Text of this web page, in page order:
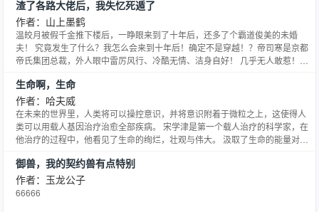
该也算人吧？”而很快他就发现，那些诡异恐怖的深渊生物，用来炼制魔器，不
仅效果竟出奇的好，还不会诞生杀孽，最关键
渣了各路大佬后，我失忆死遁了
作者：山上墨鹤
温皎月被假千金推下楼后，一睁眼来到了十年后，还多了个霸道俊美的未婚
夫！ 究竟发生了什么？我怎么会来到十年后！确定不是穿越！？帝司寒是京都
帝氏集团总裁，外人眼中雷厉风行、冷酷无情、洁身自好！ 几乎无人敢惹！然
柔缱绻， “夜深了，小心着凉。”明媚绝美的女人利索地丢下外套， “影响了晚礼
裙的美感。”帝司寒委屈: “我不想别人看到你迷人的
生命啊，生命
作者：哈夫威
在未来的世界里，人类将可以操控意识，并将意识附着于微粒之上，这使得人
类可以用载人基因治疗治愈全部疾病。 宋学津是第一个载人治疗的科学家，在
他治疗的过程中，他看见了生命的绚烂，壮观与伟大。 汲取了生命的能量对生
御兽，我的契约兽有点特别
作者：玉龙公子
66666